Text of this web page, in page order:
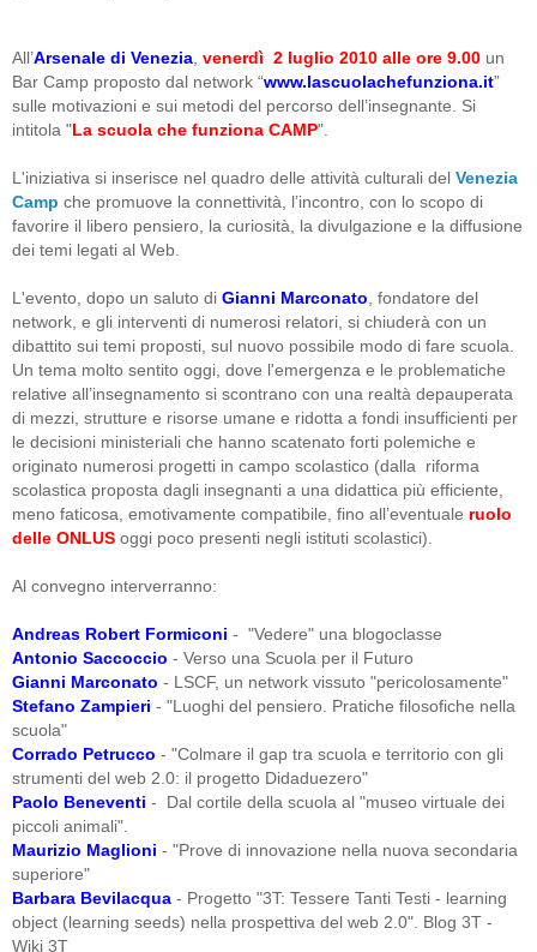
All’Arsenale di Venezia venerdì 2 luglio 2010 alle ore 9.00 un
Bar Camp proposto dal network “www.lascuolachefunziona.it”
sulle motivazioni e sui metodi del percorso dell’insegnante. Si
intitola "La scuola che funziona CAMP".
L'iniziativa si inserisce nel quadro delle attività culturali del Venezia
Camp che promuove la connettività, l’incontro, con lo scopo di
favorire il libero pensiero, la curiosità, la divulgazione e la diffusione
dei temi legati al Web.
L'evento, dopo un saluto di Gianni Marconato , fondatore del
network, e gli interventi di numerosi relatori, si chiuderà con un
dibattito sui temi proposti, sul nuovo possibile modo di fare scuola.
Un tema molto sentito oggi, dove l'emergenza e le problematiche
relative all’insegnamento si scontrano con una realtà depauperata
di mezzi, strutture e risorse umane e ridotta a fondi insufficienti per
le decisioni ministeriali che hanno scatenato forti polemiche e
originato numerosi progetti in campo scolastico (dalla riforma
scolastica proposta dagli insegnanti a una didattica più efficiente,
meno faticosa, emotivamente compatibile, fino all’eventuale ruolo
delle ONLUS oggi poco presenti negli istituti scolastici).
Al convegno interverranno:
Andreas Robert Formiconi - "Vedere" una blogoclasse
Antonio Saccoccio - Verso una Scuola per il Futuro
Gianni Marconato - LSCF, un network vissuto "pericolosamente"
Stefano Zampieri - "Luoghi del pensiero. Pratiche filosofiche nella
scuola"
Corrado Petrucco - "Colmare il gap tra scuola e territorio con gli
strumenti del web 2.0: il progetto Didaduezero"
Paolo Beneventi - Dal cortile della scuola al "museo virtuale dei
piccoli animali".
Maurizio Maglioni - "Prove di innovazione nella nuova secondaria
superiore"
Barbara Bevilacqua - Progetto "3T: Tessere Tanti Testi - learning
object (learning seeds) nella prospettiva del web 2.0". Blog 3T -
Wiki 3T